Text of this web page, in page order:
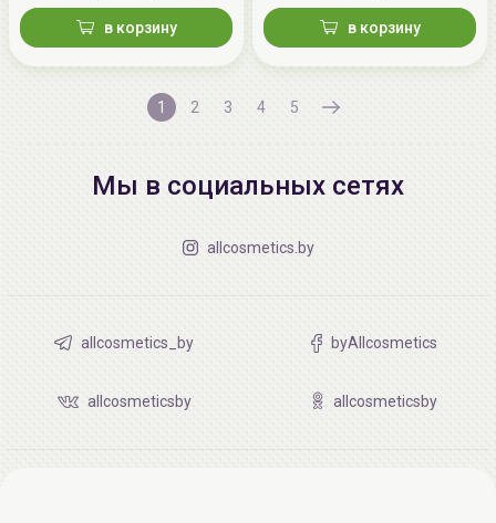
в корзину в корзину
1 2 3 4 5
Мы в социальных сетях
allcosmetics.by
allcosmetics_by byAllcosmetics
allcosmeticsby allcosmeticsby